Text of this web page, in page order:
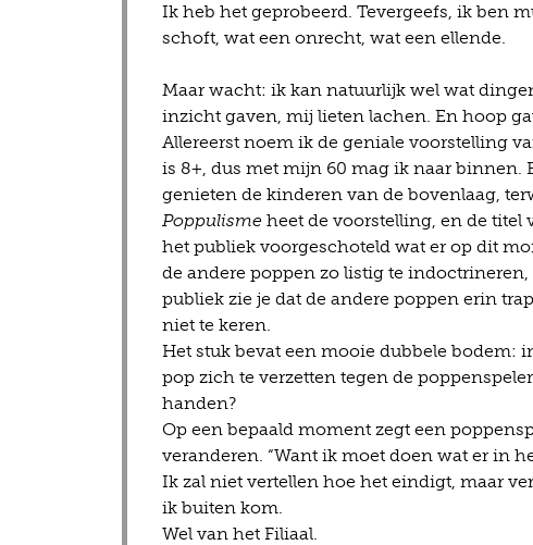
Ik heb het geprobeerd. Tevergeefs, ik ben
schoft, wat een onrecht, wat een ellende.
Maar wacht: ik kan natuurlijk wel wat
inzicht gaven, mij lieten lachen. En hoop
Allereerst noem ik de geniale voorstelling
is 8+, dus met mijn 60 mag ik naar binnen.
genieten de kinderen van de bovenlaag,
Poppulisme heet de voorstelling, en de titel
het publiek voorgeschoteld wat er op dit
de andere poppen zo listig te
publiek zie je dat de andere poppen erin
niet te keren.
Het stuk bevat een mooie dubbele bodem:
pop zich te verzetten tegen de
handen?
Op een bepaald moment zegt een
veranderen. “Want ik moet doen wat er in
Ik zal niet vertellen hoe het eindigt, maar
ik buiten kom.
Wel van het Filiaal.